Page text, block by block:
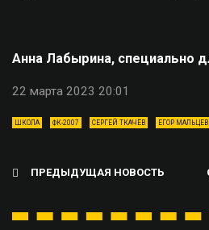
Анна Лабырина, специально
22 марта 2023 20:01
ШКОЛА ФК-2007 СЕРГЕЙ ТКАЧЁВ ЕГОР МАЛЬЦЕВ
ПРЕДЫДУЩАЯ НОВОСТЬ